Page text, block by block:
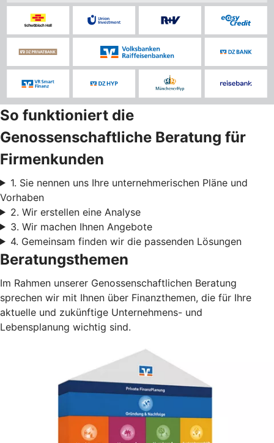
So funktioniert die
Genossenschaftliche Beratung für
Firmenkunden
1. Sie nennen uns Ihre unternehmerischen Pläne und
Vorhaben
2. Wir erstellen eine Analyse
3. Wir machen Ihnen Angebote
4. Gemeinsam finden wir die passenden Lösungen
Beratungsthemen
Im Rahmen unserer Genossenschaftlichen Beratung
sprechen wir mit Ihnen über Finanzthemen, die für Ihre
aktuelle und zukünftige Unternehmens- und
Lebensplanung wichtig sind.